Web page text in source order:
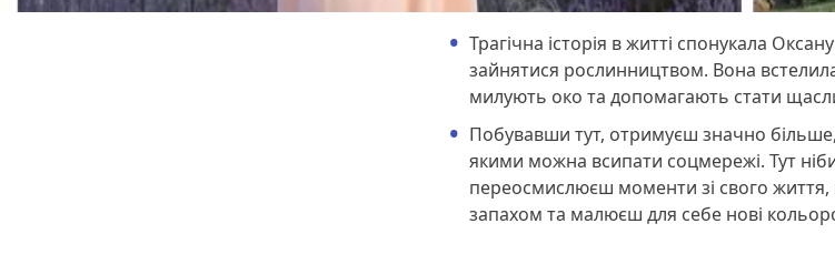
Трагічна історія в житті спонукала
зайнятися рослинництвом. Вона
милують око та допомагають стати
Побувавши тут, отримуєш значно
якими можна всипати соцмережі. Тут
переосмислюєш моменти зі свого
запахом та малюєш для себе нові